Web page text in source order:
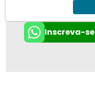
Inscreva-se